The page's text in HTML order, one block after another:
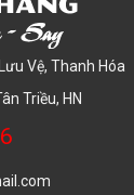
Vệ, Thanh Hóa
Triều, HN